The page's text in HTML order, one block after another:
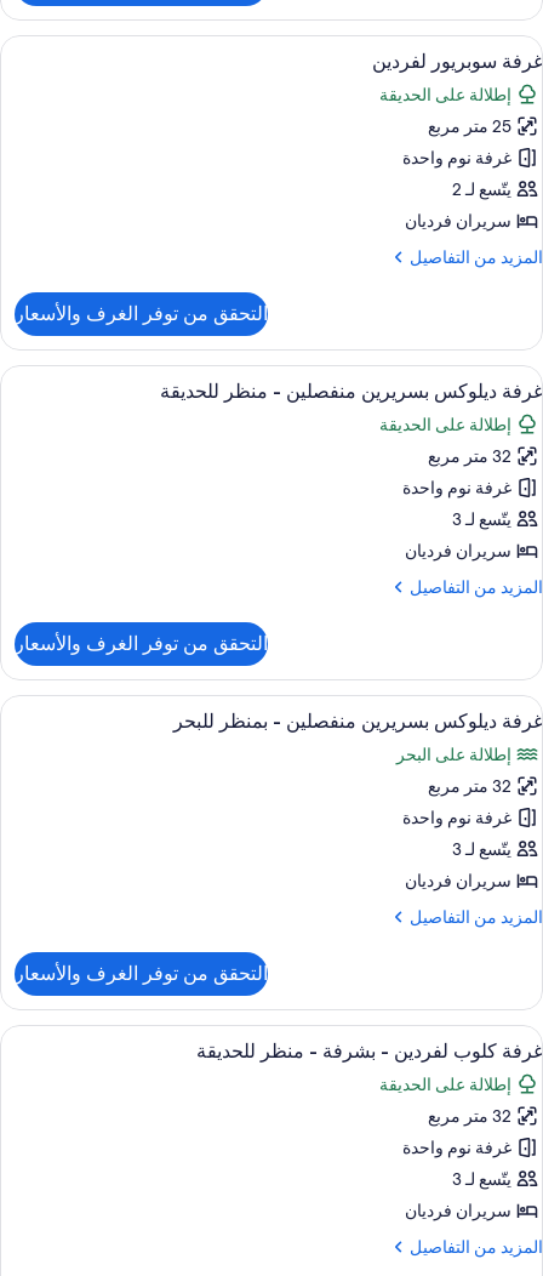
Club
Double
Room
استعراض
جميع
صور
غرفة
سوبريور
لفردين
ميني بار وخزنة داخل الغرفة ومكتب
2
غرفة سوبريور لفردين
إطلالة على الحديقة
25 متر مربع
غرفة نوم واحدة
يتّسع لـ 2
سريران فرديان
المزيد من التفاصيل
المزيد
غرفة
سوبريور
لفردين
التحقق من توفر الغرف والأسعار
استعراض
جميع
صور
غرفة
ديلوكس
بسريرين
منفصلين
-
منظر
ميني بار وخزنة داخل الغرفة ومكتب
3
غرفة ديلوكس بسريرين منفصلين - منظر للحديقة
إطلالة على الحديقة
32 متر مربع
غرفة نوم واحدة
يتّسع لـ 3
سريران فرديان
المزيد من التفاصيل
المزيد
غرفة
ديلوكس
بسريرين
منفصلين
-
منظر
للحديقة
التحقق من توفر الغرف والأسعار
استعراض
جميع
صور
غرفة
ديلوكس
بسريرين
منفصلين
-
بمنظر
ميني بار وخزنة داخل الغرفة ومكتب
4
غرفة ديلوكس بسريرين منفصلين - بمنظر للبحر
إطلالة على البحر
32 متر مربع
غرفة نوم واحدة
يتّسع لـ 3
سريران فرديان
المزيد من التفاصيل
المزيد
غرفة
ديلوكس
بسريرين
منفصلين
بمنظر
للبحر
التحقق من توفر الغرف والأسعار
استعراض
جميع
صور
غرفة
كلوب
لفردين
-
بشرفة
-
ميني بار وخزنة داخل الغرفة ومكتب
3
غرفة كلوب لفردين - بشرفة - منظر للحديقة
إطلالة على الحديقة
32 متر مربع
غرفة نوم واحدة
يتّسع لـ 3
سريران فرديان
المزيد من التفاصيل
المزيد